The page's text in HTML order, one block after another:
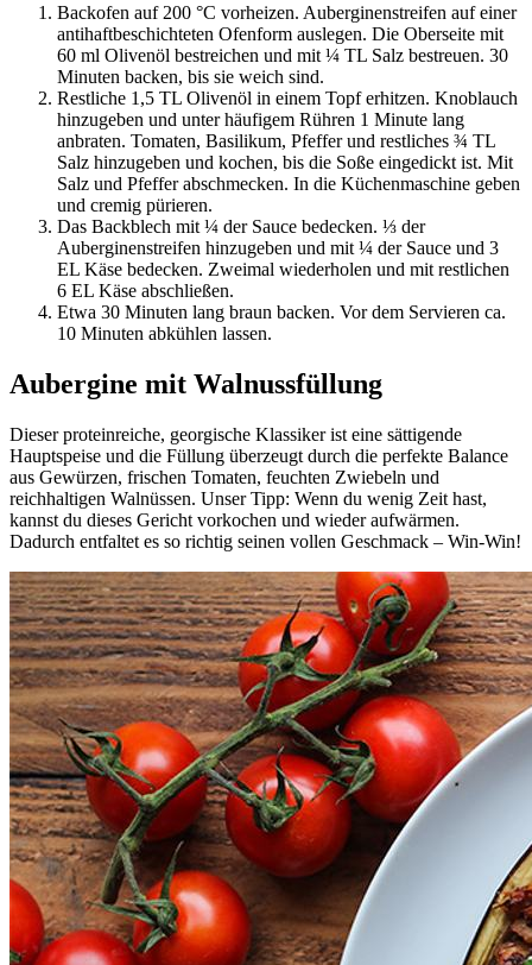
Backofen auf 200 °C vorheizen. Auberginenstreifen auf einer
antihaftbeschichteten Ofenform auslegen. Die Oberseite mit
60 ml Olivenöl bestreichen und mit ¼ TL Salz bestreuen. 30
Minuten backen, bis sie weich sind.
Restliche 1,5 TL Olivenöl in einem Topf erhitzen. Knoblauch
hinzugeben und unter häufigem Rühren 1 Minute lang
anbraten. Tomaten, Basilikum, Pfeffer und restliches ¾ TL
Salz hinzugeben und kochen, bis die Soße eingedickt ist. Mit
Salz und Pfeffer abschmecken. In die Küchenmaschine geben
und cremig pürieren.
Das Backblech mit ¼ der Sauce bedecken. ⅓ der
Auberginenstreifen hinzugeben und mit ¼ der Sauce und 3
EL Käse bedecken. Zweimal wiederholen und mit restlichen
6 EL Käse abschließen.
Etwa 30 Minuten lang braun backen. Vor dem Servieren ca.
10 Minuten abkühlen lassen.
Aubergine mit Walnussfüllung
Dieser proteinreiche, georgische Klassiker ist eine sättigende
Hauptspeise und die Füllung überzeugt durch die perfekte Balance
aus Gewürzen, frischen Tomaten, feuchten Zwiebeln und
reichhaltigen Walnüssen. Unser Tipp: Wenn du wenig Zeit hast,
kannst du dieses Gericht vorkochen und wieder aufwärmen.
Dadurch entfaltet es so richtig seinen vollen Geschmack – Win-Win!